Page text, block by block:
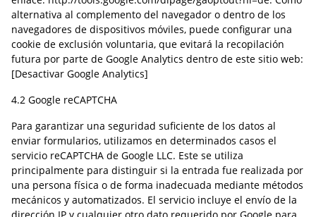
alternativa al complemento del navegador o dentro de los
navegadores de dispositivos móviles, puede configurar una
cookie de exclusión voluntaria, que evitará la recopilación
futura por parte de Google Analytics dentro de este sitio web:
[Desactivar Google Analytics]
4.2 Google reCAPTCHA
Para garantizar una seguridad suficiente de los datos al
enviar formularios, utilizamos en determinados casos el
servicio reCAPTCHA de Google LLC. Este se utiliza
principalmente para distinguir si la entrada fue realizada por
una persona física o de forma inadecuada mediante métodos
mecánicos y automatizados. El servicio incluye el envío de la